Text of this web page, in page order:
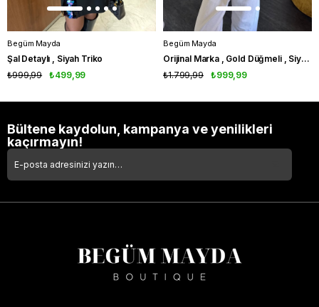
Begüm Mayda
Şal Detaylı , Siyah Triko
₺499,99
₺999,99
Begüm Mayda
Orijinal Marka , Gold Düğmeli , Siyah & Beyaz , Premium Merserize
₺999,99
₺1.799,99
Bültene kaydolun, kampanya ve yenilikleri
kaçırmayın!